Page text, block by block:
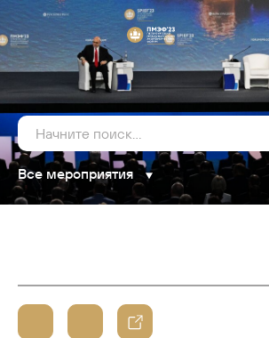
Все мероприятия